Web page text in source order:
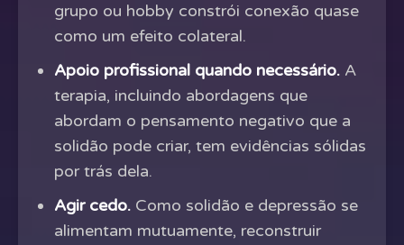
grupo ou hobby constrói conexão quase
como um efeito colateral.
Apoio profissional quando necessário. A
terapia, incluindo abordagens que
abordam o pensamento negativo que a
solidão pode criar, tem evidências sólidas
por trás dela.
Agir cedo. Como solidão e depressão se
alimentam mutuamente, reconstruir